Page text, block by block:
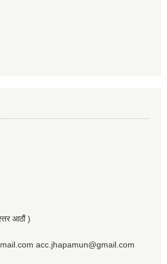
आठौं )
acc.jhapamun@gmail.com